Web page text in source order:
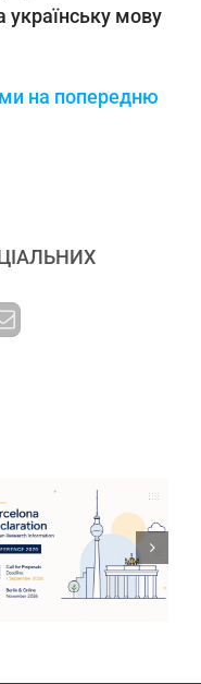
мову
на попередню
E-
mail:
Інтерактивний
дашборд
результатів
державної
атестації